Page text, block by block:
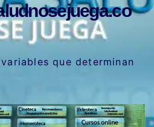
que determinan